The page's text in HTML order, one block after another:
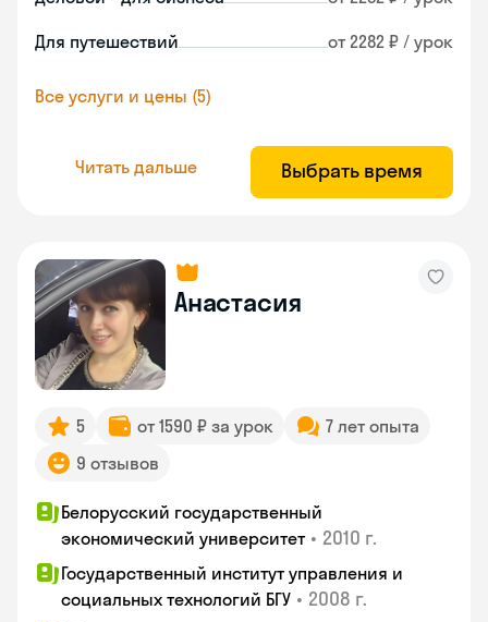
Для путешествий от 2282 ₽ / урок
Все услуги и цены (5)
Читать дальше Выбрать время
Анастасия
5 от 1590 ₽ за урок
7 лет опыта
9 отзывов
Белорусский государственный
экономический университет • 2010 г.
Государственный институт управления и
социальных технологий БГУ • 2008 г.